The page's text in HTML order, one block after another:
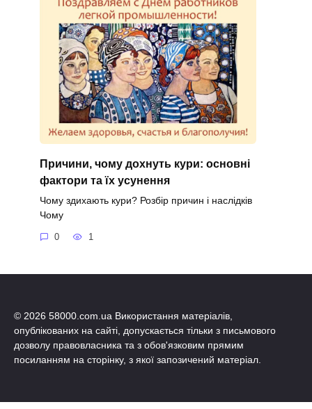
Причини, чому дохнуть кури: основні
фактори та їх усунення
Чому здихають кури? Розбір причин і наслідків
Чому
0 1
© 2026 58000.com.ua Використання матеріалів,
опублікованих на сайті, допускається тільки з письмового
дозволу правовласника та з обов'язковим прямим
посиланням на сторінку, з якої запозичений матеріал.